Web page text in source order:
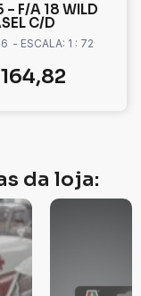
– F/A 18 WILD
C/D
- ESCALA: 1 : 72
164,82
da loja: